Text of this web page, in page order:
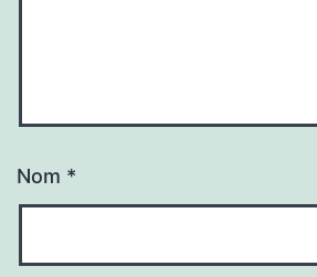
Nom *